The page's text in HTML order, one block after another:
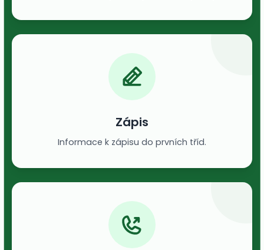
Zápis
Informace k zápisu do prvních tříd.